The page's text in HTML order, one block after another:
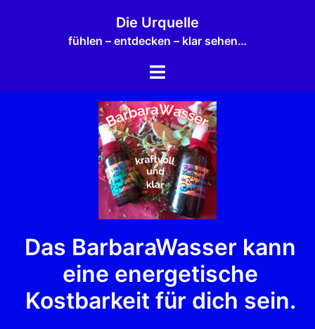
Die Urquelle
fühlen – entdecken – klar sehen…
Menü
Das BarbaraWasser kann
eine energetische
Kostbarkeit für dich sein.